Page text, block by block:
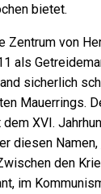
bietet.
Zentrum von
als
sicherlich
Mauerrings.
XVI.
diesen Namen,
den
im